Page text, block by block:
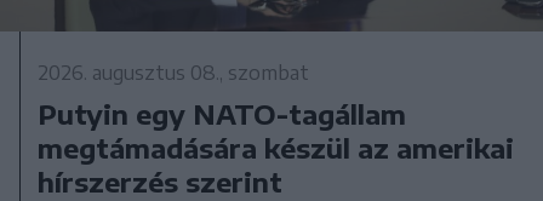
2026. augusztus 08., szombat
Putyin egy NATO-tagállam
megtámadására készül az amerikai
hírszerzés szerint